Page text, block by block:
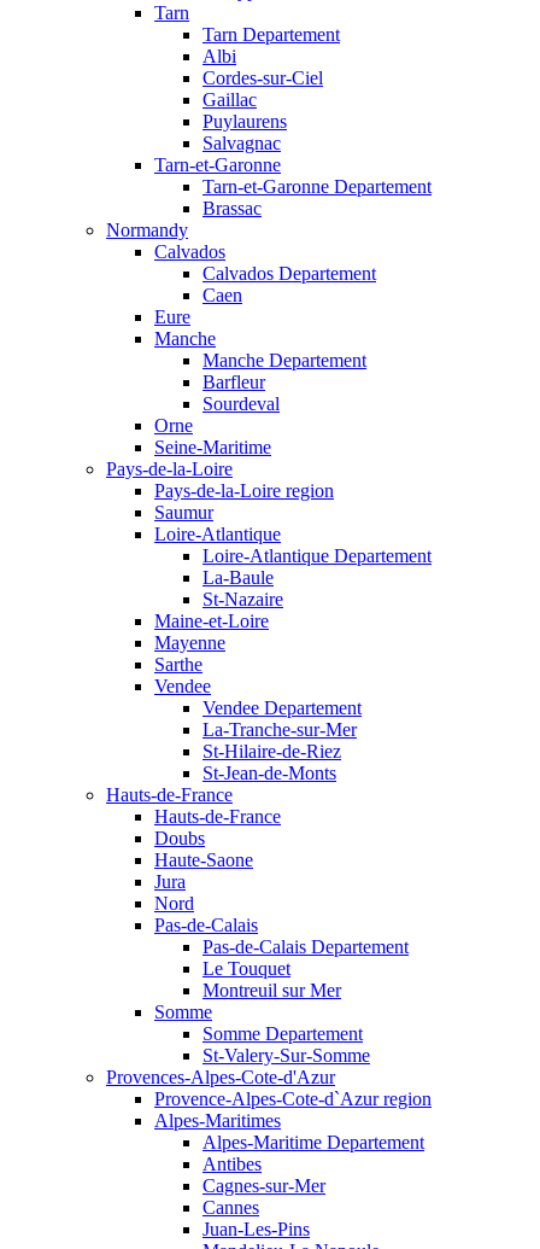
Tarn
Tarn Departement
Albi
Cordes-sur-Ciel
Gaillac
Puylaurens
Salvagnac
Tarn-et-Garonne
Tarn-et-Garonne Departement
Brassac
Normandy
Calvados
Calvados Departement
Caen
Eure
Manche
Manche Departement
Barfleur
Sourdeval
Orne
Seine-Maritime
Pays-de-la-Loire
Pays-de-la-Loire region
Saumur
Loire-Atlantique
Loire-Atlantique Departement
La-Baule
St-Nazaire
Maine-et-Loire
Mayenne
Sarthe
Vendee
Vendee Departement
La-Tranche-sur-Mer
St-Hilaire-de-Riez
St-Jean-de-Monts
Hauts-de-France
Hauts-de-France
Doubs
Haute-Saone
Jura
Nord
Pas-de-Calais
Pas-de-Calais Departement
Le Touquet
Montreuil sur Mer
Somme
Somme Departement
St-Valery-Sur-Somme
Provences-Alpes-Cote-d'Azur
Provence-Alpes-Cote-d`Azur region
Alpes-Maritimes
Alpes-Maritime Departement
Antibes
Cagnes-sur-Mer
Cannes
Juan-Les-Pins